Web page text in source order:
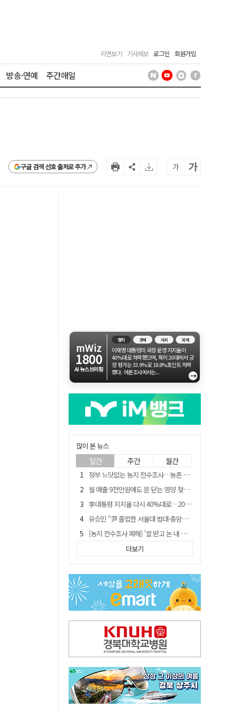
지면보기 기사제보 로그인 회원가입
방송·연예 주간매일
구글 검색 선호 출처로 추가 가 가
mWiz
1800
AI 뉴스브리핑
정치 경제 사회 국제
이재명 대통령의 국정 운영 지지율이
40%대로 하락했으며, 특히 20대에서 긍
정 평가는 33.9%로 18.8%포인트 하락
했다. 여론조사에서는...
→
많이 본 뉴스
일간 주간 월간
정부 느닷없는 농지 전수조사…농촌 들쑤시는 '경자유전'의 칼날
월 매출 9천만원에도 문 닫는 영양 젖소농장… "일할 사람이 없어"
李대통령 지지율 다시 40%대로…20대는 18.8%p 급락
유승민 "尹 졸업한 서울대 법대·충암고도 없애야"…李 육사 통합 직격
[농지 전수조사 폐해] '쌀 받고 논 내 준' 도지농 이제 어쩌나?
[농지 전수조사 폐해] 농지값도 흔들리나…"도지 막히면 헐값 매물 나올 수도"
국민 51.9% "李 대통령 재판 재개 필요하다"
경북 영천시, 9월부터 11월까지 반값 여행 혜택 제공
아쉬운 태클
더보기